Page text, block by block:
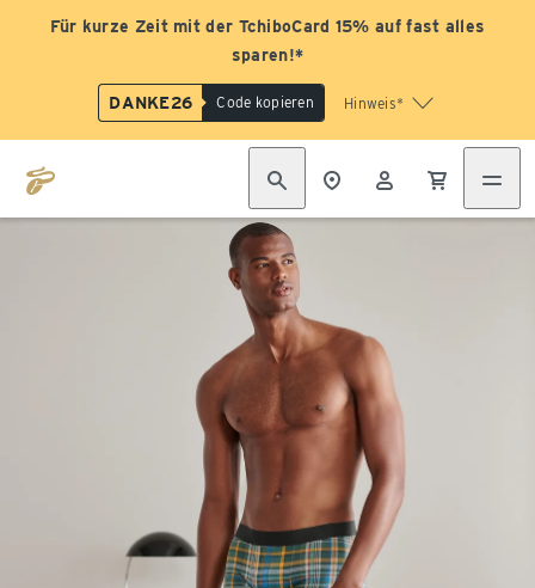
Für kurze Zeit mit der TchiboCard 15% auf fast alles
sparen!*
DANKE26 Code kopieren Hinweis*